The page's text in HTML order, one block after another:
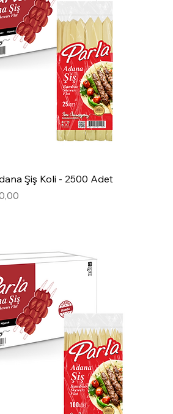
Şiş Koli - 2500 Adet
Fiyat